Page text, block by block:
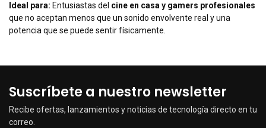
Ideal para: Entusiastas del cine en casa y gamers profesionales
que no aceptan menos que un sonido envolvente real y una
potencia que se puede sentir físicamente.
Suscríbete a nuestro newsletter
Recibe ofertas, lanzamientos y noticias de tecnología directo en tu
correo.